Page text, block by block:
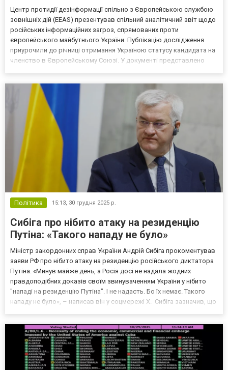
Центр протидії дезінформації спільно з Європейською службою
зовнішніх дій (EEAS) презентував спільний аналітичний звіт щодо
російських інформаційних загроз, спрямованих проти
європейського майбутнього України. Публікацію дослідження
приурочили до річниці отримання Україною статусу кандидата на
членство в Європейському Союзі. У документі представлено
Політика 15:13, 30 грудня 2025 р.
Сибіга про нібито атаку на резиденцію
Путіна: «Такого нападу не було»
Міністр закордонних справ України Андрій Сибіга прокоментував
заяви РФ про нібито атаку на резиденцію російського диктатора
Путіна. «Минув майже день, а Росія досі не надала жодних
правдоподібних доказів своїм звинуваченням України у нібито
"нападі на резиденцію Путіна". І не надасть. Бо їх немає. Такого
нападу не було», – написав він у соцмережі Х. Сибіга зазначив, що